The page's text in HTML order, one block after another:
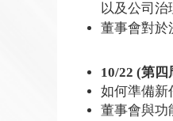
以及公司治
董事會對於
10/22 (第
如何準備新
董事會與功